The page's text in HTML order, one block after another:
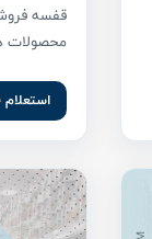
قفسه
محصولات